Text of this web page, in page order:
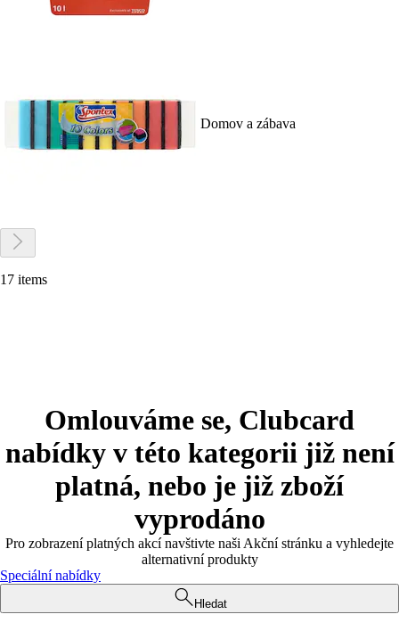
Domov a zábava
17 items
Omlouváme se, Clubcard
nabídky v této kategorii již není
platná, nebo je již zboží
vyprodáno
Pro zobrazení platných akcí navštivte naši Akční stránku a vyhledejte
alternativní produkty
Speciální nabídky
Hledat